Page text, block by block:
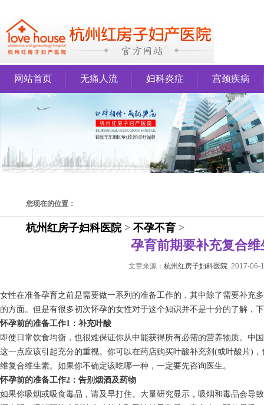
网站首页 无痛人流 妇科炎症 宫颈疾病
您现在的位置：
杭州红房子妇科医院> 不孕不育 >
孕育前期要补充复合维
文章来源： 杭州红房子妇科医院 2017-06-
女性在准备孕育之前是需要做一系列的准备工作的，其中除了需要补充
的方面。但是有很多初次怀孕的女性对于这个知识并不是十分的了解，
怀孕前的准备工作1：补充叶酸
即使日常饮食均衡，也很难保证你从中能获得所有必需的营养物质。中
这一点应该引起充分的重视。你可以在药店购买叶酸补充剂(或叶酸片)
维复合维生素。如果你不确定该吃哪一种，一定要先咨询医生。
怀孕前的准备工作2：告别烟酒及药物
如果你吸烟或吸食毒品，请及早打住。大量研究显示，吸烟和毒品会导